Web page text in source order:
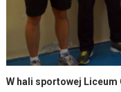
W hali sportowej Liceum